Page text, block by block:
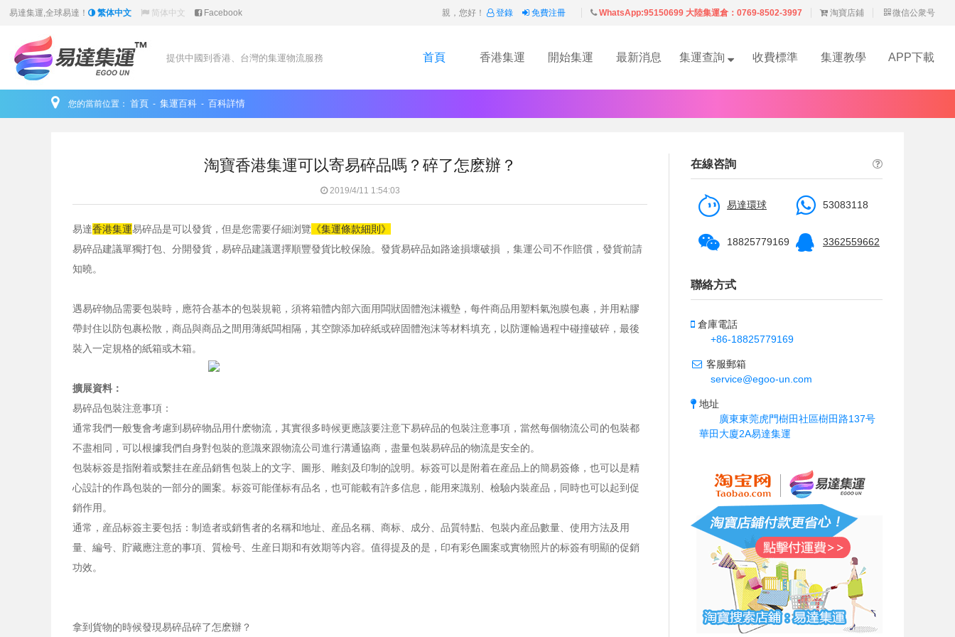
易達集運,全球易達！ 繁体中文 简体中文 Facebook 親，您好！ 登錄 免費注冊 WhatsApp:95150699 大陸集運倉：0769-8502-3997 淘寶店鋪 微信公衆号
提供中國到香港、台灣的集運物流服務 首頁 香港集運 開始集運 最新消息 集運查詢 收費標準 集運教學 APP下載
您的當前位置： 首頁 - 集運百科 - 百科詳情
淘寶香港集運可以寄易碎品嗎？碎了怎麽辦？
2019/4/11 1:54:03
易達香港集運易碎品是可以發貨，但是您需要仔細浏覽 《集運條款細則》
易碎品建議單獨打包、分開發貨，易碎品建議選擇順豐發貨比較保險。發貨易碎品如路途損壞破損 ，集運公司不作賠償，發貨前請
知曉。
遇易碎物品需要包裝時，應符合基本的包裝規範，須将箱體内部六面用闆狀固體泡沫襯墊，每件商品用塑料氣泡膜包裹，并用粘膠
帶封住以防包裹松散，商品與商品之間用薄紙闆相隔，其空隙添加碎紙或碎固體泡沫等材料填充，以防運輸過程中碰撞破碎，最後
裝入一定規格的紙箱或木箱。
擴展資料：
易碎品包裝注意事項：
通常我們一般隻會考慮到易碎物品用什麽物流，其實很多時候更應該要注意下易碎品的包裝注意事項，當然每個物流公司的包裝都
不盡相同，可以根據我們自身對包裝的意識來跟物流公司進行溝通協商，盡量包裝易碎品的物流是安全的。
包裝标簽是指附着或繫挂在産品銷售包裝上的文字、圖形、雕刻及印制的說明。标簽可以是附着在産品上的簡易簽條，也可以是精
心設計的作爲包裝的一部分的圖案。标簽可能僅标有品名，也可能載有許多信息，能用來識别、檢驗内裝産品，同時也可以起到促
銷作用。
通常，産品标簽主要包括：制造者或銷售者的名稱和地址、産品名稱、商标、成分、品質特點、包裝内産品數量、使用方法及用
量、編号、貯藏應注意的事項、質檢号、生産日期和有效期等内容。值得提及的是，印有彩色圖案或實物照片的标簽有明顯的促銷
功效。
拿到貨物的時候發現易碎品碎了怎麽辦？
在線咨詢
易達環球 53083118
18825779169 3362559662
聯絡方式
倉庫電話
+86-18825779169
客服郵箱
service@egoo-un.com
地址
廣東東莞虎門樹田社區樹田路137号
華田大廈2A易達集運